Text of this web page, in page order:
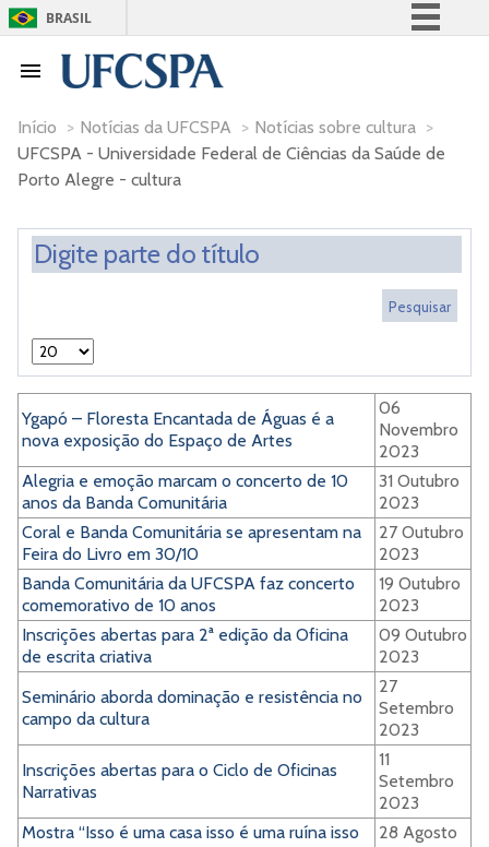
BRASIL
Participe
Acesso à informação
Canais
Início > Notícias da UFCSPA > Notícias sobre cultura >
UFCSPA - Universidade Federal de Ciências da Saúde de
Porto Alegre - cultura
Ygapó – Floresta Encantada de Águas é a
nova exposição do Espaço de Artes
06
Novembro
2023
Alegria e emoção marcam o concerto de 10
anos da Banda Comunitária
31 Outubro
2023
Coral e Banda Comunitária se apresentam na
Feira do Livro em 30/10
27 Outubro
2023
Banda Comunitária da UFCSPA faz concerto
comemorativo de 10 anos
19 Outubro
2023
Inscrições abertas para 2ª edição da Oficina
de escrita criativa
09 Outubro
2023
Seminário aborda dominação e resistência no
campo da cultura
27
Setembro
2023
Inscrições abertas para o Ciclo de Oficinas
Narrativas
11
Setembro
2023
Mostra “Isso é uma casa isso é uma ruína isso
28 Agosto